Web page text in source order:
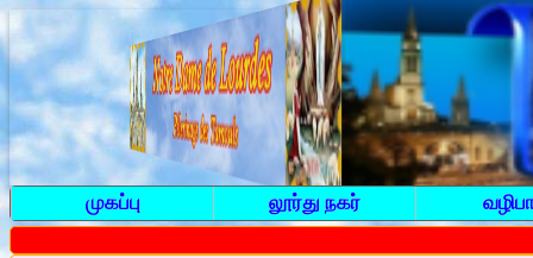
முகப்பு லூர்து நகர்